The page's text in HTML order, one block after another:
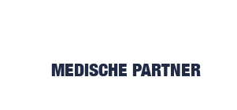
MEDISCHE PARTNER